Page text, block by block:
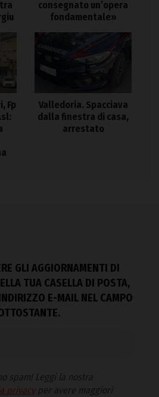
consegnato un’opera
fondamentale»
Fp
Valledoria. Spacciava
dalla finestra di casa,
arrestato
GLI AGGIORNAMENTI DI
TUA CASELLA DI POSTA,
E-MAIL NEL CAMPO
spam! Leggi la nostra
privacyper avere maggiori